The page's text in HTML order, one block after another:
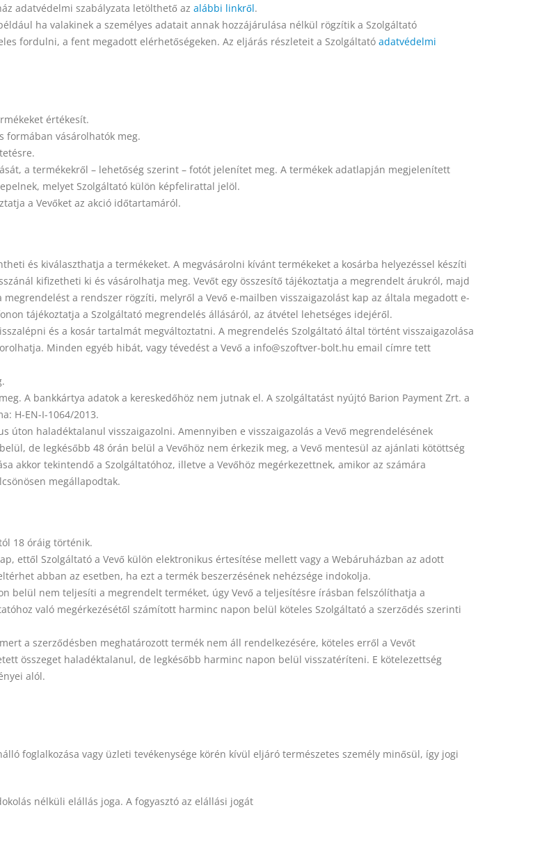
adatvédelmi szabályzata letölthető az alábbi linkről.
ha valakinek a személyes adatait annak hozzájárulása nélkül rögzítik a Szolgáltató
fordulni, a fent megadott elérhetőségeken. Az eljárás részleteit a Szolgáltató adatvédelmi
értékesít.
formában vásárolhatók meg.
a termékekről – lehetőség szerint – fotót jelenítet meg. A termékek adatlapján megjelenített
melyet Szolgáltató külön képfelirattal jelöl.
a Vevőket az akció időtartamáról.
és kiválaszthatja a termékeket. A megvásárolni kívánt termékeket a kosárba helyezéssel készíti
kifizetheti ki és vásárolhatja meg. Vevőt egy összesítő tájékoztatja a megrendelt árukról, majd
a rendszer rögzíti, melyről a Vevő e-mailben visszaigazolást kap az általa megadott e-
tájékoztatja a Szolgáltató megrendelés állásáról, az átvétel lehetséges idejéről.
és a kosár tartalmát megváltoztatni. A megrendelés Szolgáltató által történt visszaigazolása
Minden egyéb hibát, vagy tévedést a Vevő a info@szoftver-bolt.hu email címre tett
A bankkártya adatok a kereskedőhöz nem jutnak el. A szolgáltatást nyújtó Barion Payment Zrt. a
H-EN-I-1064/2013.
úton haladéktalanul visszaigazolni. Amennyiben e visszaigazolás a Vevő megrendelésének
de legkésőbb 48 órán belül a Vevőhöz nem érkezik meg, a Vevő mentesül az ajánlati kötöttség
akkor tekintendő a Szolgáltatóhoz, illetve a Vevőhöz megérkezettnek, amikor az számára
megállapodtak.
18 óráig történik.
ettől Szolgáltató a Vevő külön elektronikus értesítése mellett vagy a Webáruházban az adott
abban az esetben, ha ezt a termék beszerzésének nehézsége indokolja.
belül nem teljesíti a megrendelt terméket, úgy Vevő a teljesítésre írásban felszólíthatja a
való megérkezésétől számított harminc napon belül köteles Szolgáltató a szerződés szerinti
a szerződésben meghatározott termék nem áll rendelkezésére, köteles erről a Vevőt
összeget haladéktalanul, de legkésőbb harminc napon belül visszatéríteni. E kötelezettség
alól.
foglalkozása vagy üzleti tevékenysége körén kívül eljáró természetes személy minősül, így jogi
nélküli elállás joga. A fogyasztó az elállási jogát